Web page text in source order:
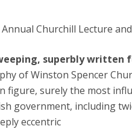
Churchill Lecture
superbly written
of Winston Spencer
figure, surely the most
government, including
eccentric